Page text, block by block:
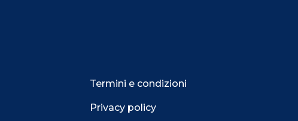
Termini e condizioni
Privacy policy